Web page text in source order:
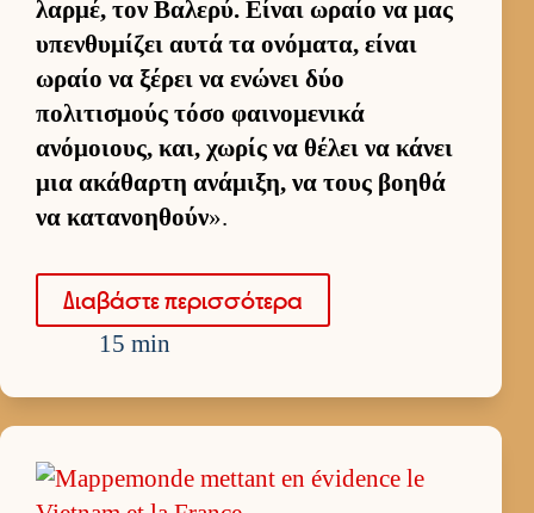
λαρ­μέ, τον Βαλερύ. Εί­ναι ωραίο να μας
υπεν­θυμίζει αυτά τα ονόματα, εί­ναι
ωραίο να ξέρει να ενώνει δύο
πολιτισμούς τόσο φαι­νομενικά
ανόμοιους, και, χωρίς να θέλει να κάνει
μια ακάθαρτη ανάμιξη, να τους βοηθά
να κατανοη­θούν».
Δια­βάστε περισ­σότερα
15 min